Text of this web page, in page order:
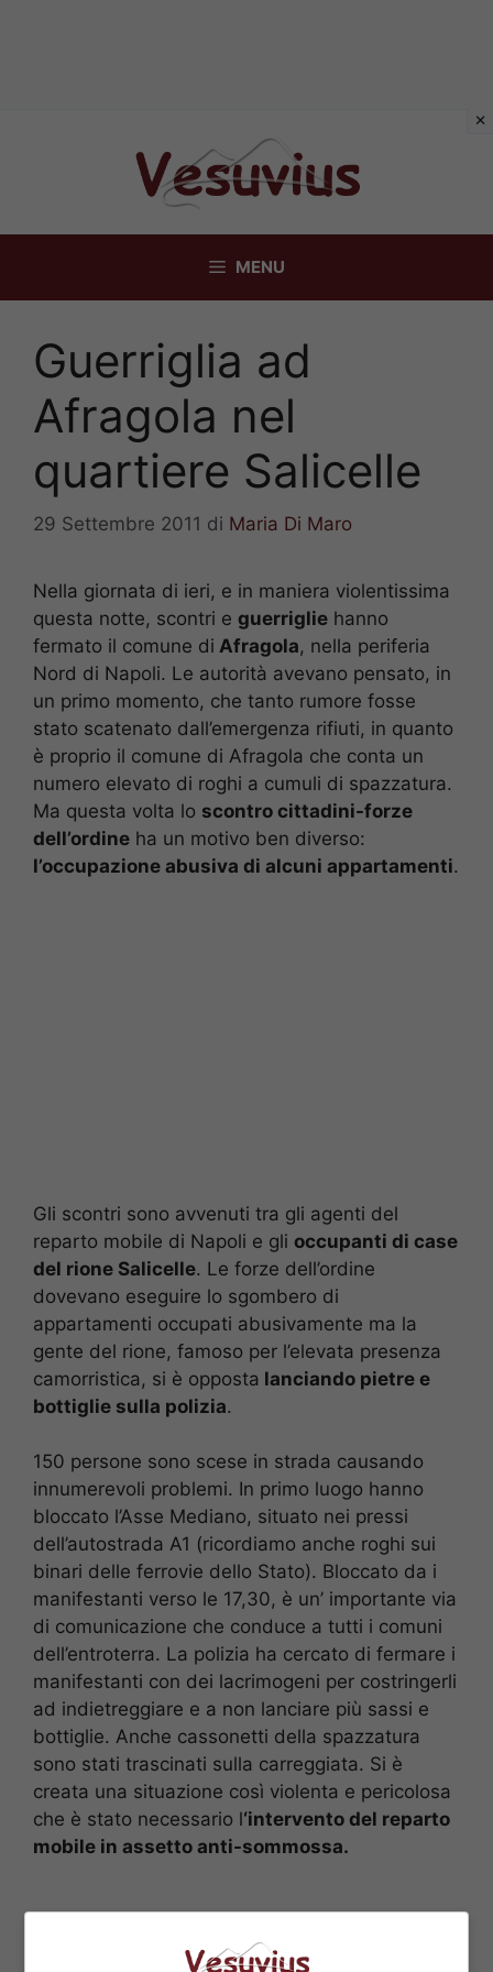
MENU
Guerriglia ad
Afragola nel
quartiere Salicelle
29 Settembre 2011 di Maria Di Maro
Nella giornata di ieri, e in maniera violentissima
questa notte, scontri e guerriglie hanno
fermato il comune di Afragola, nella periferia
Nord di Napoli. Le autorità avevano pensato, in
un primo momento, che tanto rumore fosse
stato scatenato dall’emergenza rifiuti, in quanto
è proprio il comune di Afragola che conta un
numero elevato di roghi a cumuli di spazzatura.
Ma questa volta lo scontro cittadini-forze
dell’ordine ha un motivo ben diverso:
l’occupazione abusiva di alcuni appartamenti.
Gli scontri sono avvenuti tra gli agenti del
reparto mobile di Napoli e gli occupanti di case
del rione Salicelle. Le forze dell’ordine
dovevano eseguire lo sgombero di
appartamenti occupati abusivamente ma la
gente del rione, famoso per l’elevata presenza
camorristica, si è opposta lanciando pietre e
bottiglie sulla polizia.
150 persone sono scese in strada causando
innumerevoli problemi. In primo luogo hanno
bloccato l’Asse Mediano, situato nei pressi
dell’autostrada A1 (ricordiamo anche roghi sui
binari delle ferrovie dello Stato). Bloccato da i
manifestanti verso le 17,30, è un’ importante via
di comunicazione che conduce a tutti i comuni
dell’entroterra. La polizia ha cercato di fermare i
manifestanti con dei lacrimogeni per costringerli
ad indietreggiare e a non lanciare più sassi e
bottiglie. Anche cassonetti della spazzatura
sono stati trascinati sulla carreggiata. Si è
creata una situazione così violenta e pericolosa
che è stato necessario l‘intervento del reparto
mobile in assetto anti-sommossa.